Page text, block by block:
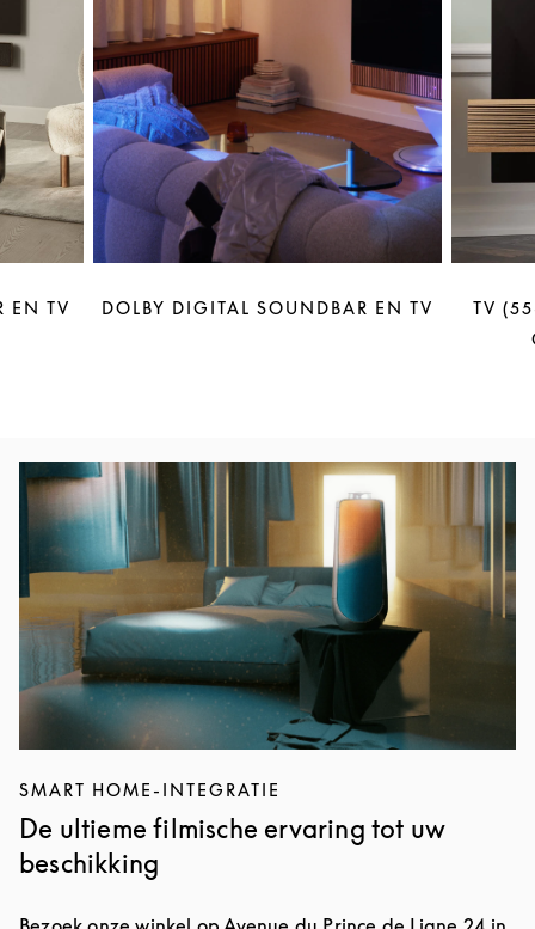
EN TV DOLBY DIGITAL SOUNDBAR EN TV
TV
Afbeelding van evenement
SMART HOME-INTEGRATIE
De ultieme filmische ervaring tot uw
beschikking